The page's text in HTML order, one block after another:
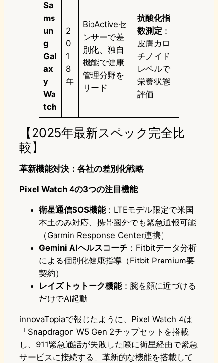
Sa
ms
un
g
Gal
ax
y
Wa
tch
2
0
1
8
年
BioActiveセ
ンサーで差
別化、独自
機能で健康
管理分野を
リード
抗酸化指
数測定 ：
皮膚カロ
チノイド
レベルで
栄養状態
評価
【2025年最新スペック完全比
較】
革新機能対決：各社の差別化戦略
Pixel Watch 4の3つの注目機能
衛星通信SOS機能：LTEモデル限定で米国
本土のみ対応、携帯圏外でも緊急通報可能
（Garmin Response Center連携）
Gemini AIヘルスコーチ ：Fitbitデータ分析
による個別化健康指導（Fitbit Premium要
契約）
レイズトゥトーク機能：腕を顔に近づける
だけでAI起動
innovaTopiaで報じたように、Pixel Watch 4は
「Snapdragon W5 Gen 2チップセットを搭載
し、911緊急通話が失敗した際に衛星経由で緊急
サービスに接続する」革新的な機能を搭載して